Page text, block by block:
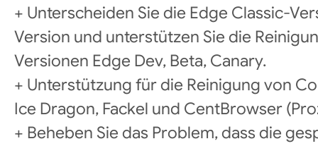
+ Unterscheiden Sie die Edge Classic-
Version und unterstützen Sie die
Versionen Edge Dev, Beta, Canary.
+ Unterstützung für die Reinigung von
Ice Dragon, Fackel und CentBrowser
+ Beheben Sie das Problem, dass die